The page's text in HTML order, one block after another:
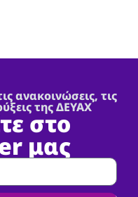
ανακοινώσεις, τις
της ΔΕΥΑΧ
στο
μας